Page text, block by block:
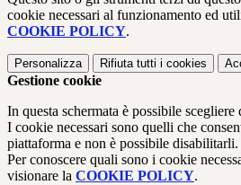
cookie necessari al funzionamento ed
COOKIE POLICY.
Personalizza Rifiuta tutti i cookies
Gestione cookie
In questa schermata è possibile
I cookie necessari sono quelli che
piattaforma e non è possibile disabilitarli.
Per conoscere quali sono i cookie
visionare la COOKIE POLICY.